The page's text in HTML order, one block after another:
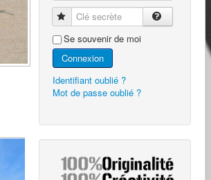
Clé secrète
Se souvenir de moi
Connexion
Identifiant oublié ?
Mot de passe oublié ?